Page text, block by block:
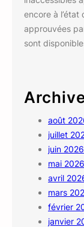
encore à l’état
approuvées
sont
août
juillet
juin 2026
mai 2026
avril
mars
février
janvier